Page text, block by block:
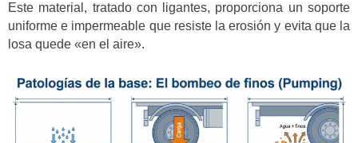
Este material, tratado con ligantes, proporciona un soporte
uniforme e impermeable que resiste la erosión y evita que la
losa quede «en el aire».